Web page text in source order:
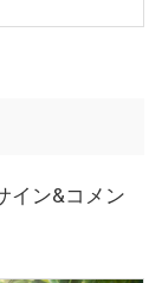
イン&コメン